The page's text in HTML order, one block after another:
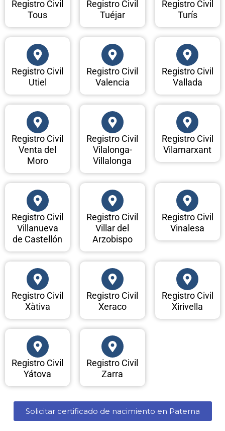
Registro Civil
Tous
Registro Civil
Tuéjar
Registro Civil
Turís
Registro Civil
Utiel
Registro Civil
Valencia
Registro Civil
Vallada
Registro Civil
Venta del
Moro
Registro Civil
Vilalonga-
Villalonga
Registro Civil
Vilamarxant
Registro Civil
Villanueva
de Castellón
Registro Civil
Villar del
Arzobispo
Registro Civil
Vinalesa
Registro Civil
Xàtiva
Registro Civil
Xeraco
Registro Civil
Xirivella
Registro Civil
Yátova
Registro Civil
Zarra
Solicitar certificado de nacimiento en Paterna​